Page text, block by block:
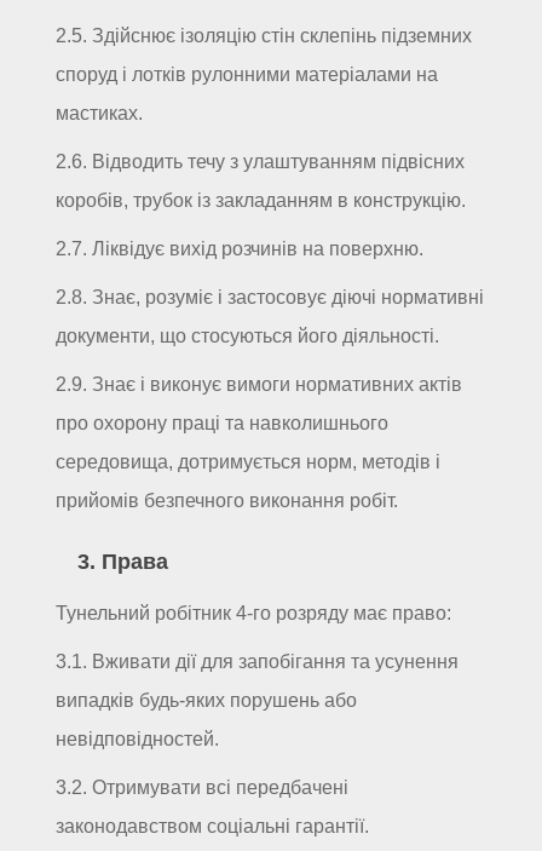
2.5. Здійснює ізоляцію стін склепінь підземних
споруд і лотків рулонними матеріалами на
мастиках.
2.6. Відводить течу з улаштуванням підвісних
коробів, трубок із закладанням в конструкцію.
2.7. Ліквідує вихід розчинів на поверхню.
2.8. Знає, розуміє і застосовує діючі нормативні
документи, що стосуються його діяльності.
2.9. Знає і виконує вимоги нормативних актів
про охорону праці та навколишнього
середовища, дотримується норм, методів і
прийомів безпечного виконання робіт.
3. Права
Тунельний робітник 4-го розряду має право:
3.1. Вживати дії для запобігання та усунення
випадків будь-яких порушень або
невідповідностей.
3.2. Отримувати всі передбачені
законодавством соціальні гарантії.